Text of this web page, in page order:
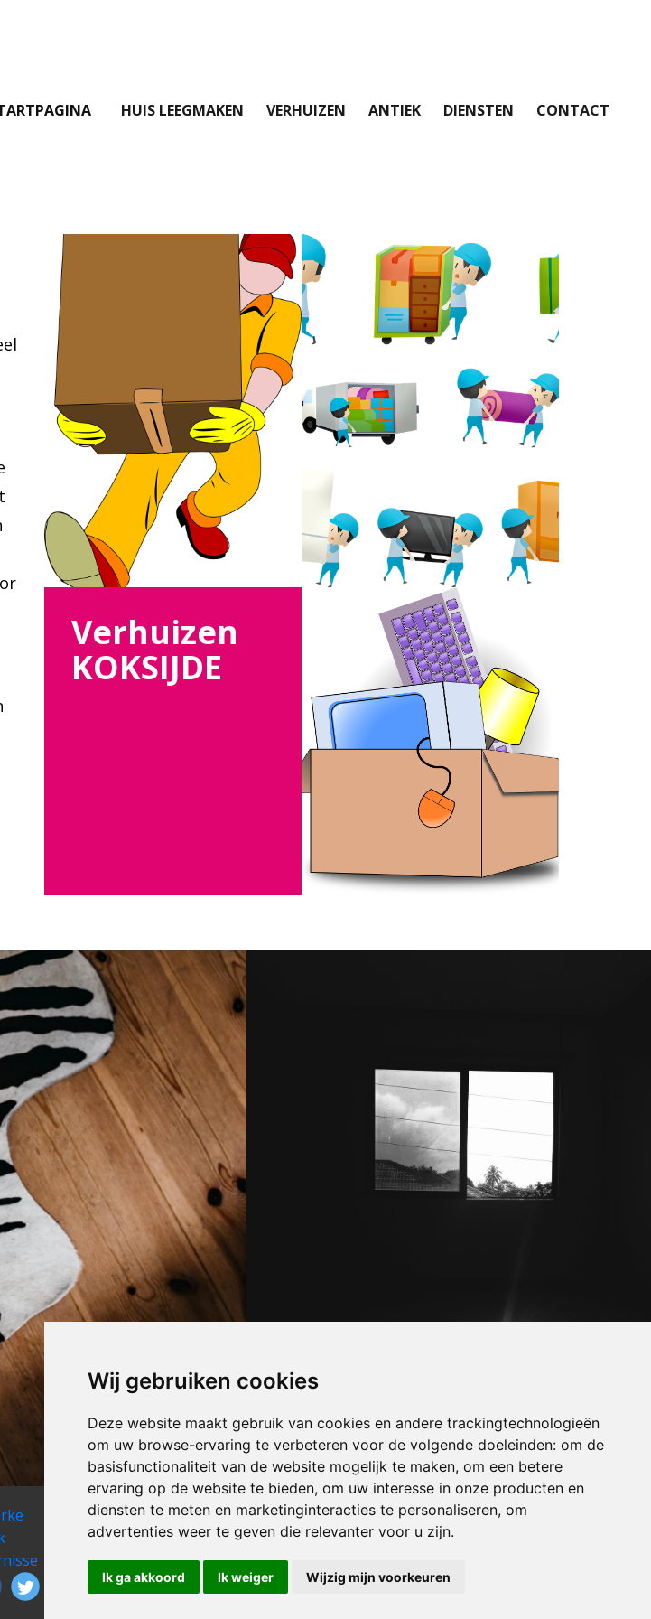
Wij gebruiken cookies
Deze website maakt gebruik van cookies en andere trackingtechnologieën
om uw browse-ervaring te verbeteren voor de volgende doeleinden: om de
basisfunctionaliteit van de website mogelijk te maken, om een betere
ervaring op de website te bieden, om uw interesse in onze producten en
diensten te meten en marketinginteracties te personaliseren, om
advertenties weer te geven die relevanter voor u zijn.
Ik ga akkoord Ik weiger Wijzig mijn voorkeuren
HUIS LEEGMAKEN VERHUIZEN ANTIEK DIENSTEN CONTACT
Verhuizen
KOKSIJDE
Verhuizen koolskamp
Verhuizen krombeke
Verhuizen langemark